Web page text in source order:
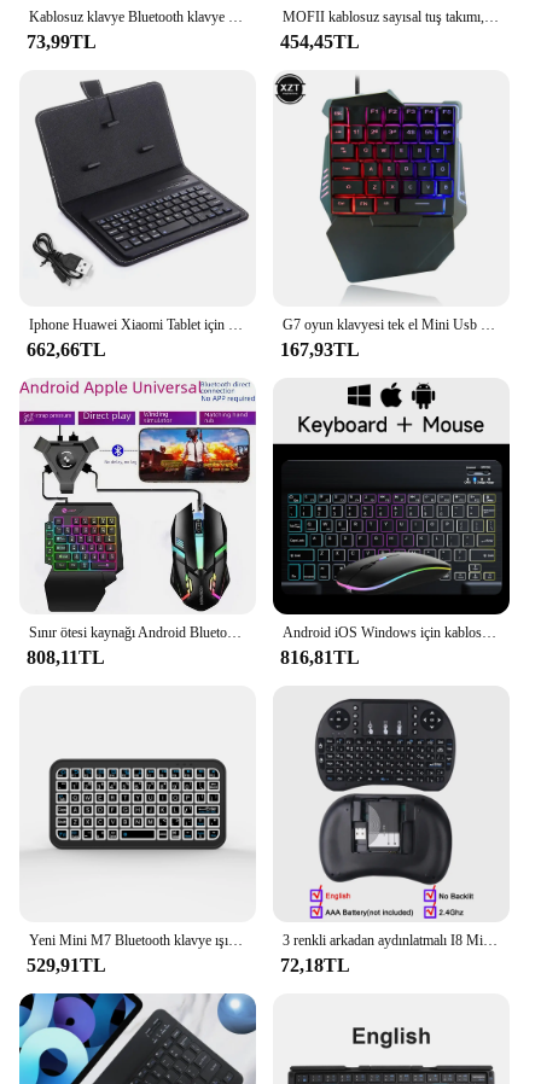
Kablosuz klavye Bluetooth klavye Mini klavye şarj edilebilir oyun klavyesi Android iOS Windows dizüstü Tablet telefon Ipad için
73,99TL
MOFII kablosuz sayısal tuş takımı, renkli Retro Mini taşınabilir sayısal tuş takımı, bilgisayar için 2.4G kablosuz harici klavye, dizüstü bilgisayar
454,45TL
Iphone Huawei Xiaomi Tablet için Bluetooth kablosuz klavye PU manyetik kılıf desteği Mini klavye cep telefonu oyun klavyesi
662,66TL
G7 oyun klavyesi tek el Mini Usb Ultra ince kablolu 35 tuşları Laptop için bir handebacklight arka klavye masaüstü bilgisayar Smartphone
167,93TL
808,11TL
Android iOS Windows için kablosuz Bluetooth klavyeler Apple Xiaomi Samsung Tablet için Mini arka işık klavye klavye ve fare
816,81TL
529,91TL
3 renkli arkadan aydınlatmalı I8 Mini kablosuz klavye 2.4GHz hava fare İngilizce rusça klavye Touchpad el ile Android TV kutusu
72,18TL